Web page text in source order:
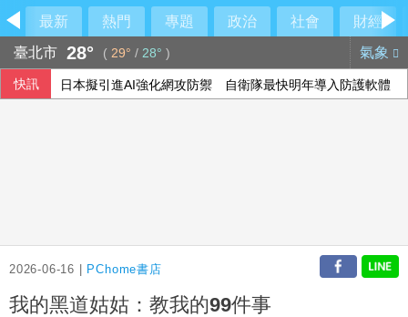
最新 熱門 專題 政治 社會
財經
臺北市 28° ( 29° / 28° ) 氣象
快訊 日本擬引進AI強化網攻防禦 自衛隊最快明年導入防護軟體
2026-06-16 | PChome書店
我的黑道姑姑：教我的99件事